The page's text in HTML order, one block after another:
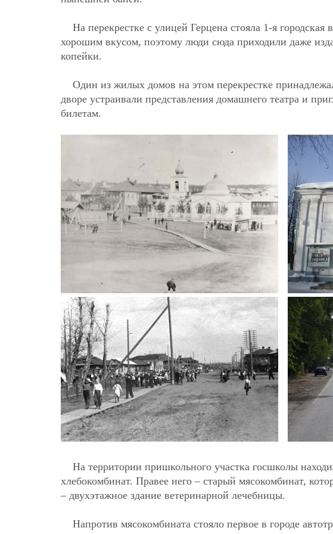
На перекрестке с улицей Герцена стояла 1-я городская
хорошим вкусом, поэтому люди сюда приходили даже
копейки.
Один из жилых домов на этом перекрестке
дворе устраивали представления домашнего театра и
билетам.
На территории пришкольного участка госшколы
хлебокомбинат. Правее него – старый мясокомбинат,
– двухэтажное здание ветеринарной лечебницы.
Напротив мясокомбината стояло первое в городе